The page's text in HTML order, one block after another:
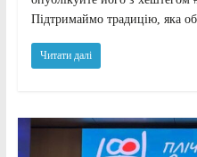
Підтримаймо традицію, яка
Читати далі